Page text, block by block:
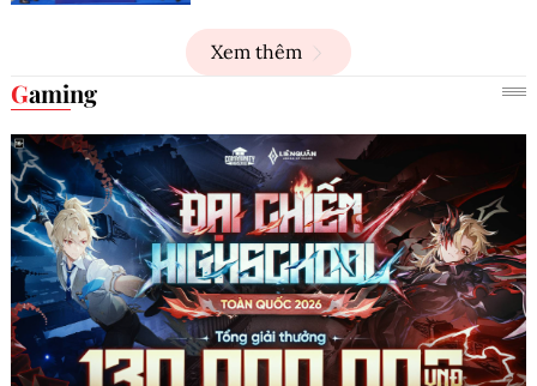
Xem thêm
Gaming